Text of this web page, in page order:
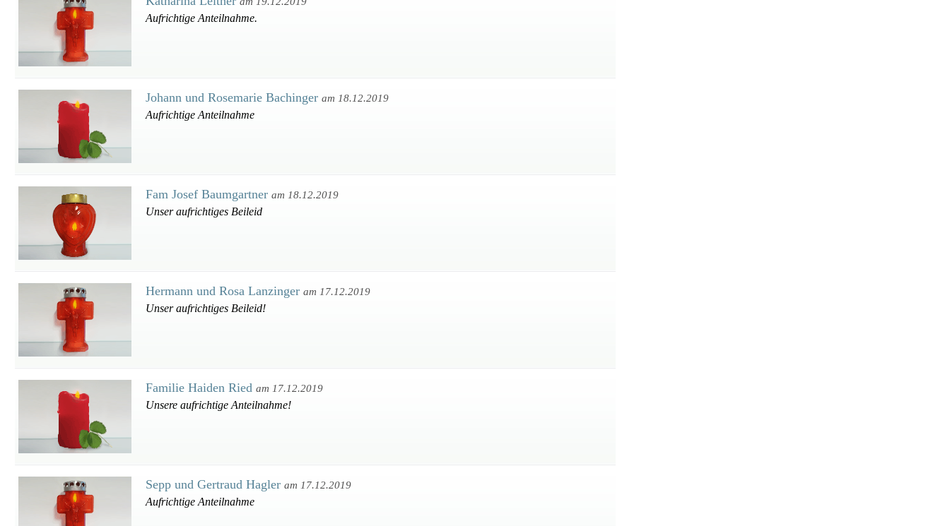
Aufrichtige Anteilnahme.
Johann und Rosemarie Bachinger am 18.12.2019
Aufrichtige Anteilnahme
Fam Josef Baumgartner am 18.12.2019
Unser aufrichtiges Beileid
Hermann und Rosa Lanzinger am 17.12.2019
Unser aufrichtiges Beileid!
Familie Haiden Ried am 17.12.2019
Unsere aufrichtige Anteilnahme!
Sepp und Gertraud Hagler am 17.12.2019
Aufrichtige Anteilnahme